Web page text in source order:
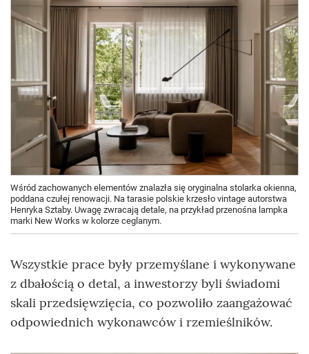
Wśród zachowanych elementów znalazła się oryginalna stolarka okienna,
poddana czułej renowacji. Na tarasie polskie krzesło vintage autorstwa
Henryka Sztaby. Uwagę zwracają detale, na przykład przenośna lampka
marki New Works w kolorze ceglanym.
Wszystkie prace były przemyślane i wykonywane
z dbałością o detal, a inwestorzy byli świadomi
skali przedsięwzięcia, co pozwoliło zaangażować
odpowiednich wykonawców i rzemieślników.